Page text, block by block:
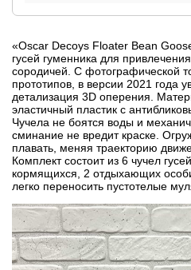
«Oscar Decoys Floater Bean
гусей гуменника для
сородичей. С фотографической
прототипов, в версии 2021 года
детализация 3D оперения.
эластичный пластик с
Чучела не боятся воды и
сминание не вредит краске.
плавать, меняя траекторию
Комплект состоит из 6 чучел
кормящихся, 2 отдыхающих
легко переносить пустотелые